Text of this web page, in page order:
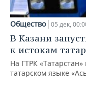
Общество 05 дек,
В Казани
к истокам
На ГТРК
татарском языке